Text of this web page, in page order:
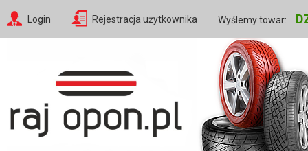
Login Rejestracja użytkownika Wyślemy towar: